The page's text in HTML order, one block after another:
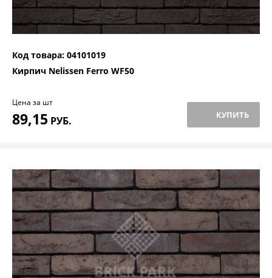
Код товара: 04101019
Кирпич Nelissen Ferro WF50
Цена за шт
89,15 РУБ. КУПИТЬ